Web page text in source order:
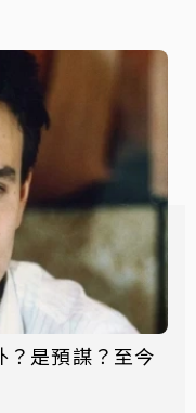
？是預謀？至今